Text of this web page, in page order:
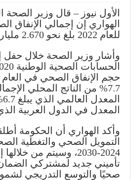
الصحة:
إجمالي
الإنفاق
في
2022
بلغ
2.670
مليار
دينار
مغلقة
الأول نيوز – قال وزير الصحة
الهواري إن إجمالي الإنفاق
للعام 2022 بلغ نحو 2.670 مليار دينار.
وأشار وزير الصحة خلال حفل
7.7% من الناتج المحلي
المعدل في الدول العربية الذي
وأكد الهواري أن الحكومة
التمويل الصحي والتغطية
2024-2030، وسيتم من
تأميني جديد لمشتركي
صحيًا والتوسع التدريجي